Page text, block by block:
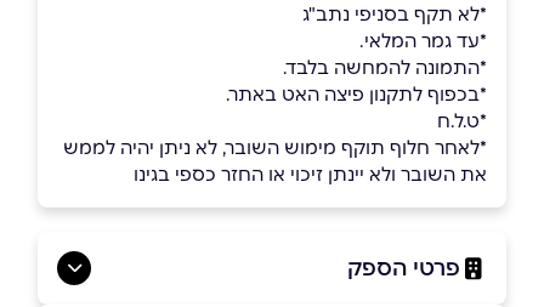
*לא תקף בסניפי נתב"ג
*עד גמר המלאי.
*התמונה להמחשה בלבד.
*בכפוף לתקנון פיצה האט באתר.
*ט.ל.ח
*לאחר חלוף תוקף מימוש השובר, לא ניתן יהיה לממש
את השובר ולא יינתן זיכוי או החזר כספי בגינו
פרטי הספק